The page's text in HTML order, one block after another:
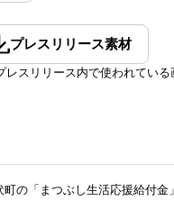
プレスリリース素材
レスリリース内で使われてい
の「まつぶし生活応援給付